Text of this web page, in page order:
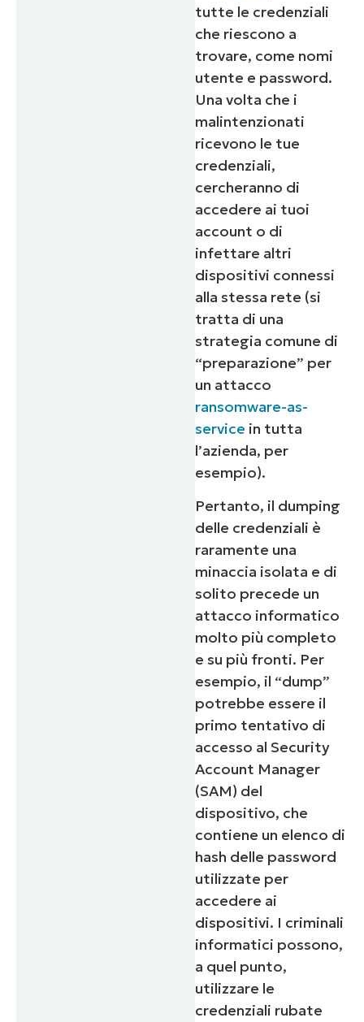
tutte le credenziali
che riescono a
trovare, come nomi
utente e password.
Una volta che i
malintenzionati
ricevono le tue
credenziali,
cercheranno di
accedere ai tuoi
account o di
infettare altri
dispositivi connessi
alla stessa rete (si
tratta di una
strategia comune di
“preparazione” per
un attacco
ransomware-as-
service in tutta
l’azienda, per
esempio).
Pertanto, il dumping
delle credenziali è
raramente una
minaccia isolata e di
solito precede un
attacco informatico
molto più completo
e su più fronti. Per
esempio, il “dump”
potrebbe essere il
primo tentativo di
accesso al Security
Account Manager
(SAM) del
dispositivo, che
contiene un elenco di
hash delle password
utilizzate per
accedere ai
dispositivi. I criminali
informatici possono,
a quel punto,
utilizzare le
credenziali rubate